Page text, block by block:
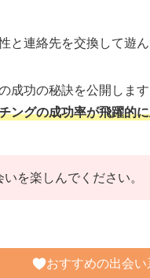
と連絡先を交換して遊ん
成功の秘訣を公開します
ングの成功率が飛躍的
を楽しんでください。
おすすめの出会い